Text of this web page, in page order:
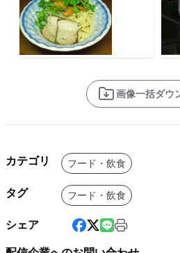
画像一括ダウ
カテゴリ フード・飲食
タグ フード・飲食
シェア